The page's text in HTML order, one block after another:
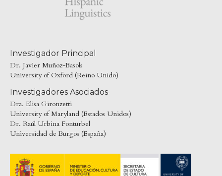
Investigador Principal
Dr. Javier Muñoz-Basols
University of Oxford (Reino Unido)
Investigadores Asociados
Dra. Elisa Gironzetti
University of Maryland (Estados Unidos)
Dr. Raúl Urbina Fonturbel
Universidad de Burgos (España)